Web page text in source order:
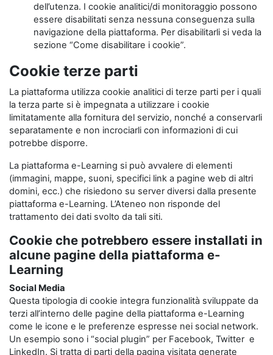
dell’utenza. I cookie analitici/di monitoraggio possono
essere disabilitati senza nessuna conseguenza sulla
navigazione della piattaforma. Per disabilitarli si veda la
sezione “Come disabilitare i cookie”.
Cookie terze parti
La piattaforma utilizza cookie analitici di terze parti per i quali
la terza parte si è impegnata a utilizzare i cookie
limitatamente alla fornitura del servizio, nonché a conservarli
separatamente e non incrociarli con informazioni di cui
potrebbe disporre.
La piattaforma e-Learning si può avvalere di elementi
(immagini, mappe, suoni, specifici link a pagine web di altri
domini, ecc.) che risiedono su server diversi dalla presente
piattaforma e-Learning. L’Ateneo non risponde del
trattamento dei dati svolto da tali siti.
Cookie che potrebbero essere installati in
alcune pagine della piattaforma e-
Learning
Social Media
Questa tipologia di cookie integra funzionalità sviluppate da
terzi all’interno delle pagine della piattaforma e-Learning
come le icone e le preferenze espresse nei social network.
Un esempio sono i “social plugin” per Facebook, Twitter e
LinkedIn. Si tratta di parti della pagina visitata generate